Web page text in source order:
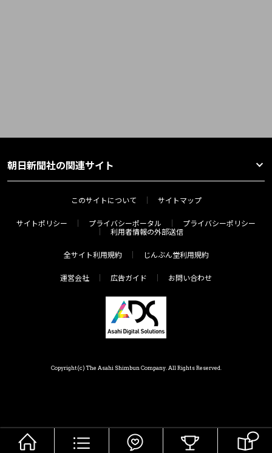
朝日新聞社の関連サイト
このサイトについて サイトマップ
サイトポリシー プライバシーポータル
プライバシーポリシー
利用者情報の外部送信
全サイト利用規約 じんぶん堂利用規約
運営会社 広告ガイド お問い合わせ
Copyright(c) The Asahi Shimbun Company. All Rights Reserved.